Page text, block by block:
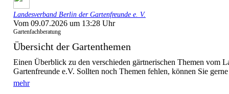
Landesverband Berlin der Gartenfreunde e. V.
Vom 09.07.2026 um 13:28 Uhr
Gartenfachberatung
Übersicht der Gartenthemen
Einen Überblick zu den verschieden gärtnerischen Themen vom
Gartenfreunde e.V. Sollten noch Themen fehlen, können Sie
mehr